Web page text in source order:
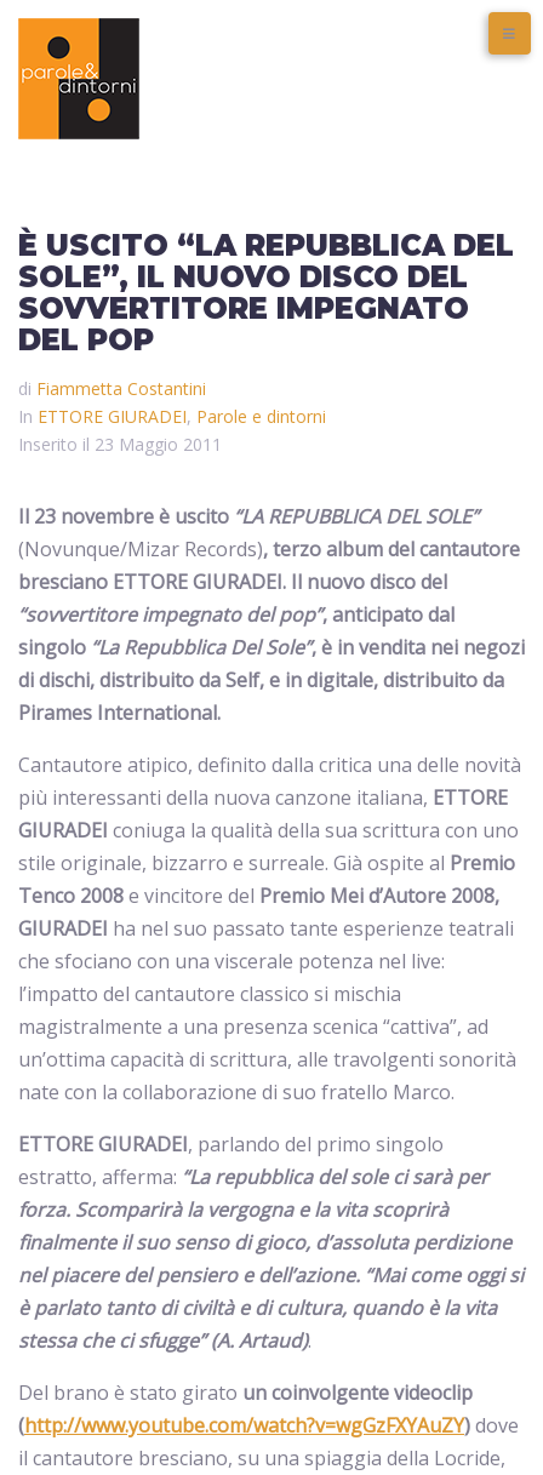
È USCITO “LA REPUBBLICA DEL
SOLE”, IL NUOVO DISCO DEL
SOVVERTITORE IMPEGNATO
DEL POP
di Fiammetta Costantini
In ETTORE GIURADEI, Parole e dintorni
Inserito il 23 Maggio 2011
Il 23 novembre è uscito “LA REPUBBLICA DEL SOLE”
(Novunque/Mizar Records), terzo album del cantautore
bresciano ETTORE GIURADEI. Il nuovo disco del
“sovvertitore impegnato del pop”, anticipato dal
singolo “La Repubblica Del Sole”, è in vendita nei negozi
di dischi, distribuito da Self, e in digitale, distribuito da
Pirames International.
Cantautore atipico, definito dalla critica una delle novità
più interessanti della nuova canzone italiana, ETTORE
GIURADEI coniuga la qualità della sua scrittura con uno
stile originale, bizzarro e surreale. Già ospite al Premio
Tenco 2008e vincitore del Premio Mei d’Autore 2008,
GIURADEI ha nel suo passato tante esperienze teatrali
che sfociano con una viscerale potenza nel live:
l’impatto del cantautore classico si mischia
magistralmente a una presenza scenica “cattiva”, ad
un’ottima capacità di scrittura, alle travolgenti sonorità
nate con la collaborazione di suo fratello Marco.
ETTORE GIURADEI, parlando del primo singolo
estratto, afferma: “La repubblica del sole ci sarà per
forza. Scomparirà la vergogna e la vita scoprirà
finalmente il suo senso di gioco, d’assoluta perdizione
nel piacere del pensiero e dell’azione. “Mai come oggi si
è parlato tanto di civiltà e di cultura, quando è la vita
stessa che ci sfugge” (A. Artaud).
Del brano è stato girato un coinvolgente videoclip
(http://www.youtube.com/watch?v=wgGzFXYAuZY)dove
il cantautore bresciano, su una spiaggia della Locride,